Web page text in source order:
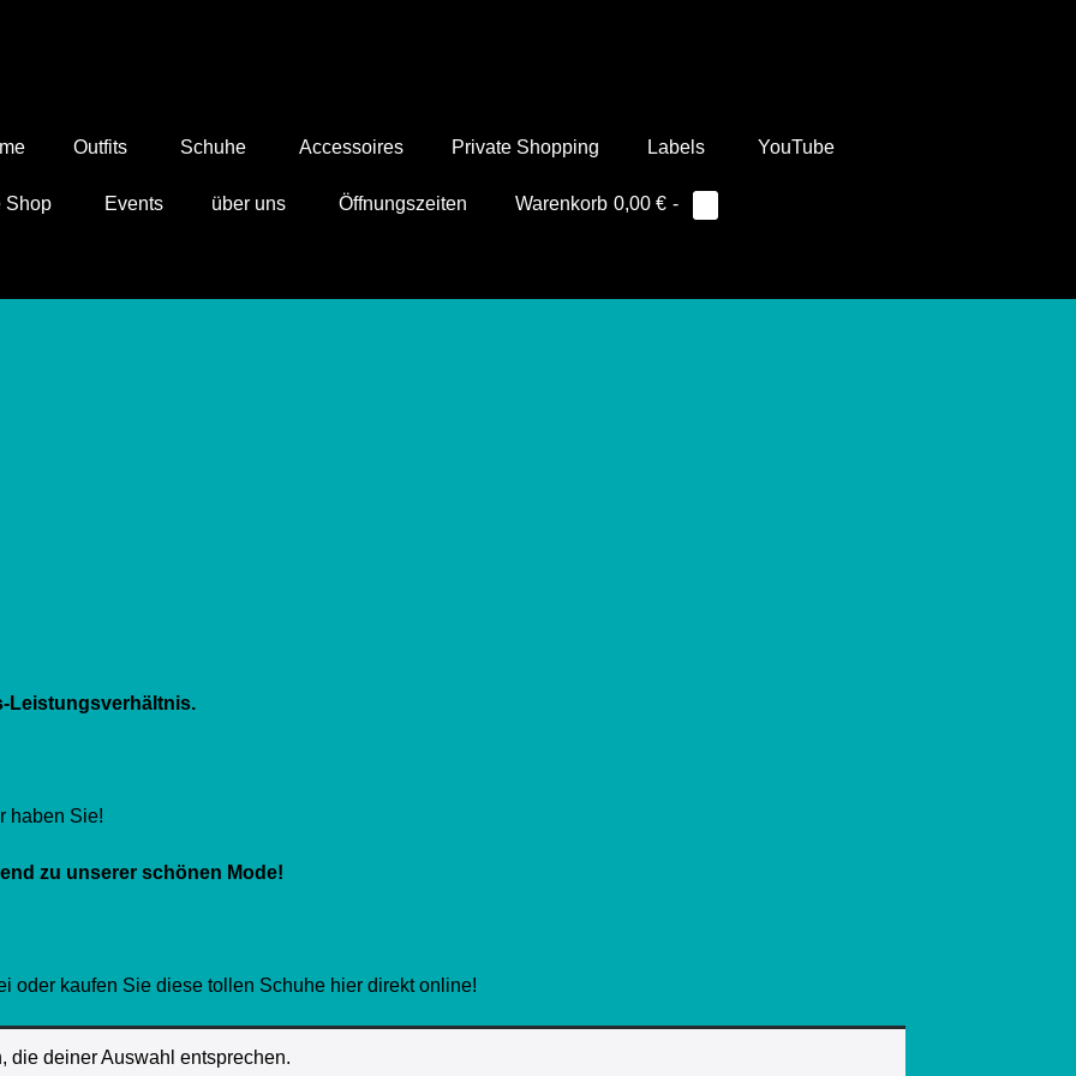
Outfits Schuhe Accessoires Private Shopping Labels YouTube
Shop Events über uns Öffnungszeiten Warenkorb
Warenkorb 0,00 € -
Leistungsverhältnis.
haben Sie!
zu unserer schönen Mode!
oder kaufen Sie diese tollen Schuhe hier direkt online!
die deiner Auswahl entsprechen.